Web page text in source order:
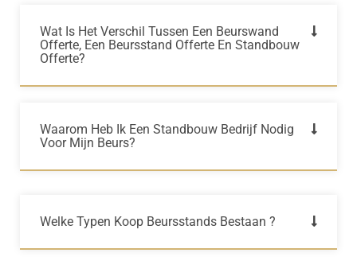
Wat Is Het Verschil Tussen Een Beurswand
Offerte, Een Beursstand Offerte En Standbouw
Offerte?
Waarom Heb Ik Een Standbouw Bedrijf Nodig
Voor Mijn Beurs?
Welke Typen Koop Beursstands Bestaan ?